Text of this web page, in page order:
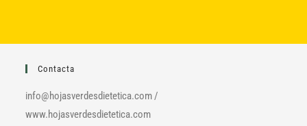
Contacta
info@hojasverdesdietetica.com /
www.hojasverdesdietetica.com